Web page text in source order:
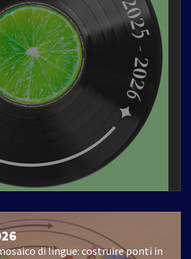
di lingue: costruire ponti in